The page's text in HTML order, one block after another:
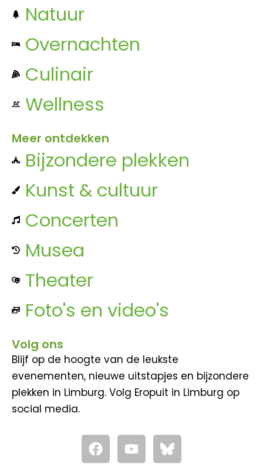
Natuur
Overnachten
Culinair
Wellness
Meer ontdekken
Bijzondere plekken
Kunst & cultuur
Concerten
Musea
Theater
Foto's en video's
Volg ons
Blijf op de hoogte van de leukste
evenementen, nieuwe uitstapjes en bijzondere
plekken in Limburg. Volg Eropuit in Limburg op
social media.
F
a
Y
o